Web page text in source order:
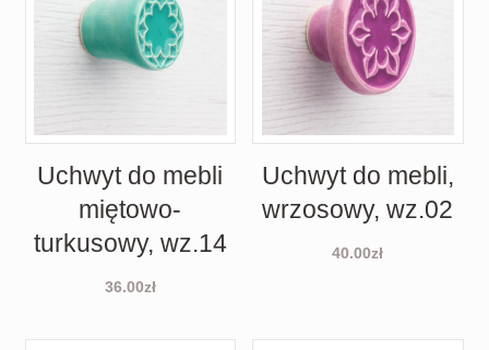
Uchwyt do mebli
miętowo-
turkusowy, wz.14
36.00zł
Uchwyt do mebli,
wrzosowy, wz.02
40.00zł